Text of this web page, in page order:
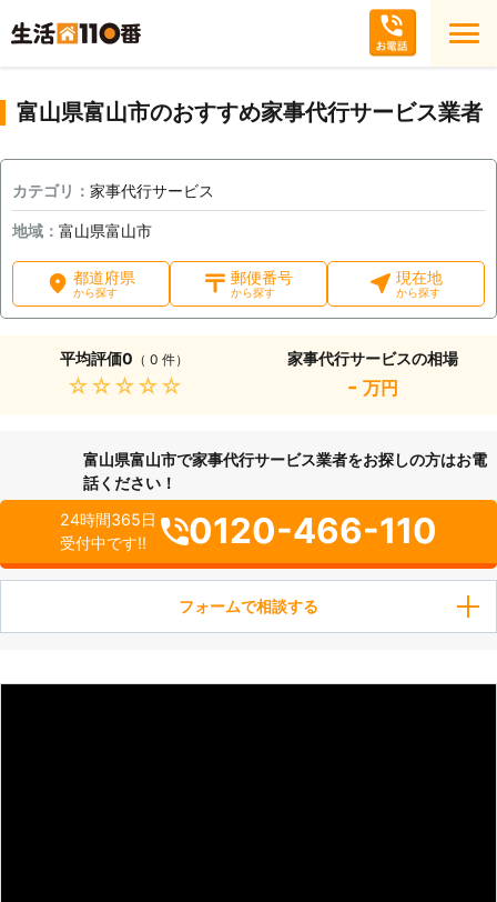
富山県富山市のおすすめ家事代行サービス業者
カテゴリ： 家事代行サービス
地域： 富山県富山市
都道府県
から探す
郵便番号
から探す
現在地
から探す
平均評価0 （ 0 件）
★★★★★
家事代行サービスの相場
- 万円
富山県富山市で家事代行サービス業者をお探しの方はお電
話ください！
24時間365日
受付中です!!
0120-466-110
フォームで相談する